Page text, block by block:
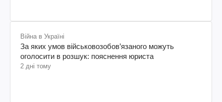
Війна в Україні
За яких умов військовозобов’язаного можуть
оголосити в розшук: пояснення юриста
2 дні тому